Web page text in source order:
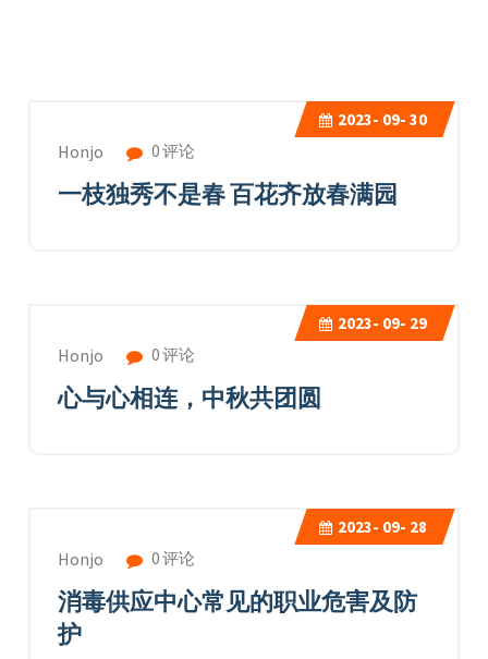
2023- 09- 30
Honjo 0 评论
一枝独秀不是春 百花齐放春满园
2023- 09- 29
Honjo 0 评论
心与心相连，中秋共团圆
2023- 09- 28
Honjo 0 评论
消毒供应中心常见的职业危害及防
护